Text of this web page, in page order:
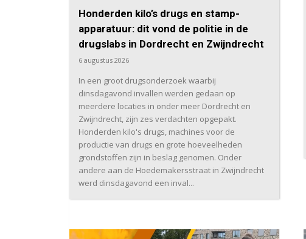
Honderden kilo’s drugs en stamp-
apparatuur: dit vond de politie in de
drugslabs in Dordrecht en Zwijndrecht
6 augustus 2026
In een groot drugsonderzoek waarbij
dinsdagavond invallen werden gedaan op
meerdere locaties in onder meer Dordrecht en
Zwijndrecht, zijn zes verdachten opgepakt.
Honderden kilo's drugs, machines voor de
productie van drugs en grote hoeveelheden
grondstoffen zijn in beslag genomen. Onder
andere aan de Hoedemakersstraat in Zwijndrecht
werd dinsdagavond een inval...